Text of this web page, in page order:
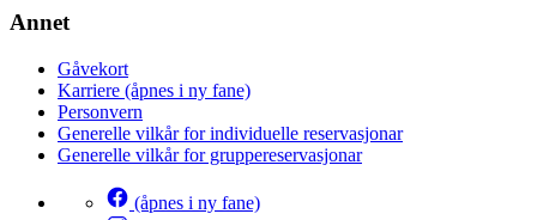
Annet
Gåvekort
Karriere (åpnes i ny fane)
Personvern
Generelle vilkår for individuelle reservasjonar
Generelle vilkår for gruppereservasjonar
(åpnes i ny fane)